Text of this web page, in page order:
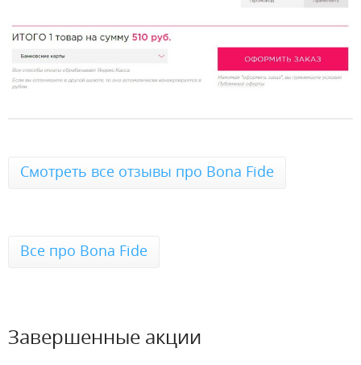
Смотреть все отзывы про Bona Fide
Все про Bona Fide
Завершенные акции